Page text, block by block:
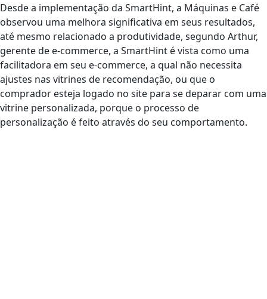
Desde a implementação da SmartHint, a Máquinas e Café
observou uma melhora significativa em seus resultados,
até mesmo relacionado a produtividade, segundo Arthur,
gerente de e-commerce, a SmartHint é vista como uma
facilitadora em seu e-commerce, a qual não necessita
ajustes nas vitrines de recomendação, ou que o
comprador esteja logado no site para se deparar com uma
vitrine personalizada, porque o processo de
personalização é feito através do seu comportamento.